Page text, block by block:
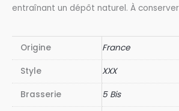
entraînant un dépôt naturel. À
Origine France
Style XXX
Brasserie 5 Bis